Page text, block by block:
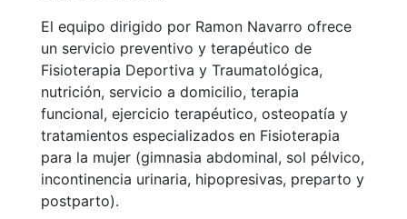
profesionales
Competiciones
Campeonato
Social de Tenis
Cuadros de
Juego
Cuadro de
Honor
El equipo dirigido por Ramon Navarro ofrece
un servicio preventivo y terapéutico de
Fisioterapia Deportiva y Traumatológica,
nutrición, servicio a domicilio, terapia
funcional, ejercicio terapéutico, osteopatía y
tratamientos especializados en Fisioterapia
para la mujer (gimnasia abdominal, sol pélvico,
incontinencia urinaria, hipopresivas, preparto y
postparto).